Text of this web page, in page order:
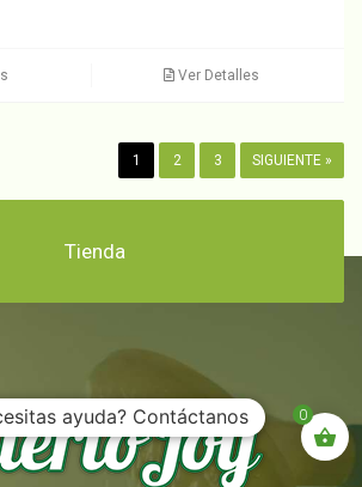
Ver Detalles
1 2 3 SIGUIENTE »
Tienda
0
ayuda? Contáctanos